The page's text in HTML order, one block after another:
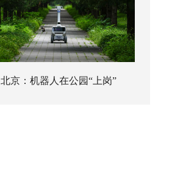
北京：机器人在公园“上岗”